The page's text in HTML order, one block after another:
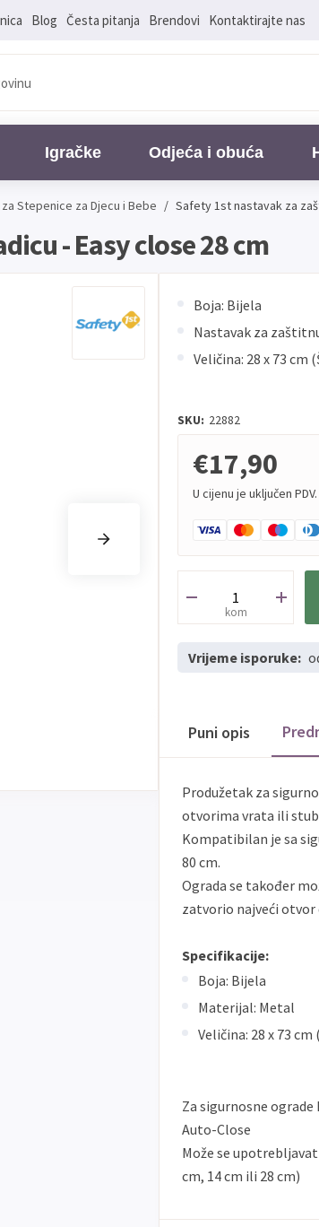
Blog Česta pitanja Brendovi Kontaktirajte nas
Igračke Odjeća i obuća
Stepenice za Djecu i Bebe / Safety 1st nastavak za
- Easy close 28 cm
Boja: Bijela
Nastavak za
Veličina: 28 x 73 cm
SKU: 22882
€17,90
U cijenu je uključen PDV.
kom
Vrijeme isporuke:
Puni opis
Produžetak za
otvorima vrata ili
Kompatibilan je sa
80 cm.
Ograda se također
zatvorio najveći otvor
Specifikacije:
Boja: Bijela
Materijal: Metal
Veličina: 28 x 73 cm
Za sigurnosne ograde
Auto-Close
Može se
cm, 14 cm ili 28 cm)